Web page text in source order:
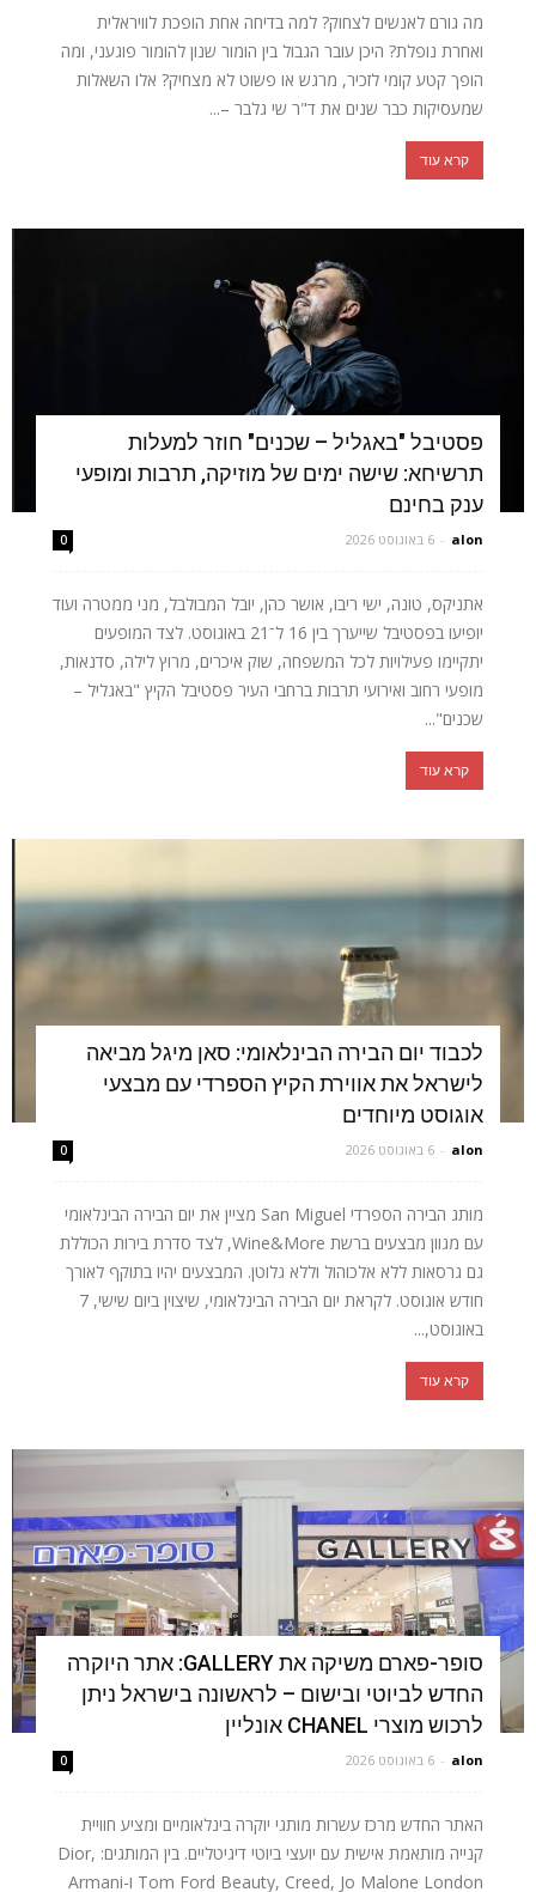
מה גורם לאנשים לצחוק? למה בדיחה אחת הופכת לוויראלית
ואחרת נופלת? היכן עובר הגבול בין הומור שנון להומור פוגעני, ומה
הופך קטע קומי לזכיר, מרגש או פשוט לא מצחיק? אלו השאלות
שמעסיקות כבר שנים את ד"ר שי גלבר –...
קרא עוד
פסטיבל "באגליל – שכנים" חוזר למעלות
תרשיחא: שישה ימים של מוזיקה, תרבות ומופעי
ענק בחינם
alon
- 6 באוגוסט 2026 0
אתניקס, טונה, ישי ריבו, אושר כהן, יובל המבולבל, מני ממטרה ועוד
יופיעו בפסטיבל שייערך בין 16 ל־21 באוגוסט. לצד המופעים
יתקיימו פעילויות לכל המשפחה, שוק איכרים, מרוץ לילה, סדנאות,
מופעי רחוב ואירועי תרבות ברחבי העיר פסטיבל הקיץ "באגליל –
שכנים"...
קרא עוד
לכבוד יום הבירה הבינלאומי: סאן מיגל מביאה
לישראל את אווירת הקיץ הספרדי עם מבצעי
אוגוסט מיוחדים
alon
- 6 באוגוסט 2026 0
מותג הבירה הספרדי San Miguel מציין את יום הבירה הבינלאומי
עם מגוון מבצעים ברשת Wine&More, לצד סדרת בירות הכוללת
גם גרסאות ללא אלכוהול וללא גלוטן. המבצעים יהיו בתוקף לאורך
חודש אוגוסט. לקראת יום הבירה הבינלאומי, שיצוין ביום שישי, 7
באוגוסט,...
קרא עוד
סופר-פארם משיקה את GALLERY: אתר היוקרה
החדש לביוטי ובישום – לראשונה בישראל ניתן
לרכוש מוצרי CHANEL אונליין
alon
- 6 באוגוסט 2026 0
האתר החדש מרכז עשרות מותגי יוקרה בינלאומיים ומציע חוויית
קנייה מותאמת אישית עם יועצי ביוטי דיגיטליים. בין המותגים: Dior,
Tom Ford Beauty, Creed, Jo Malone London ו-Armani